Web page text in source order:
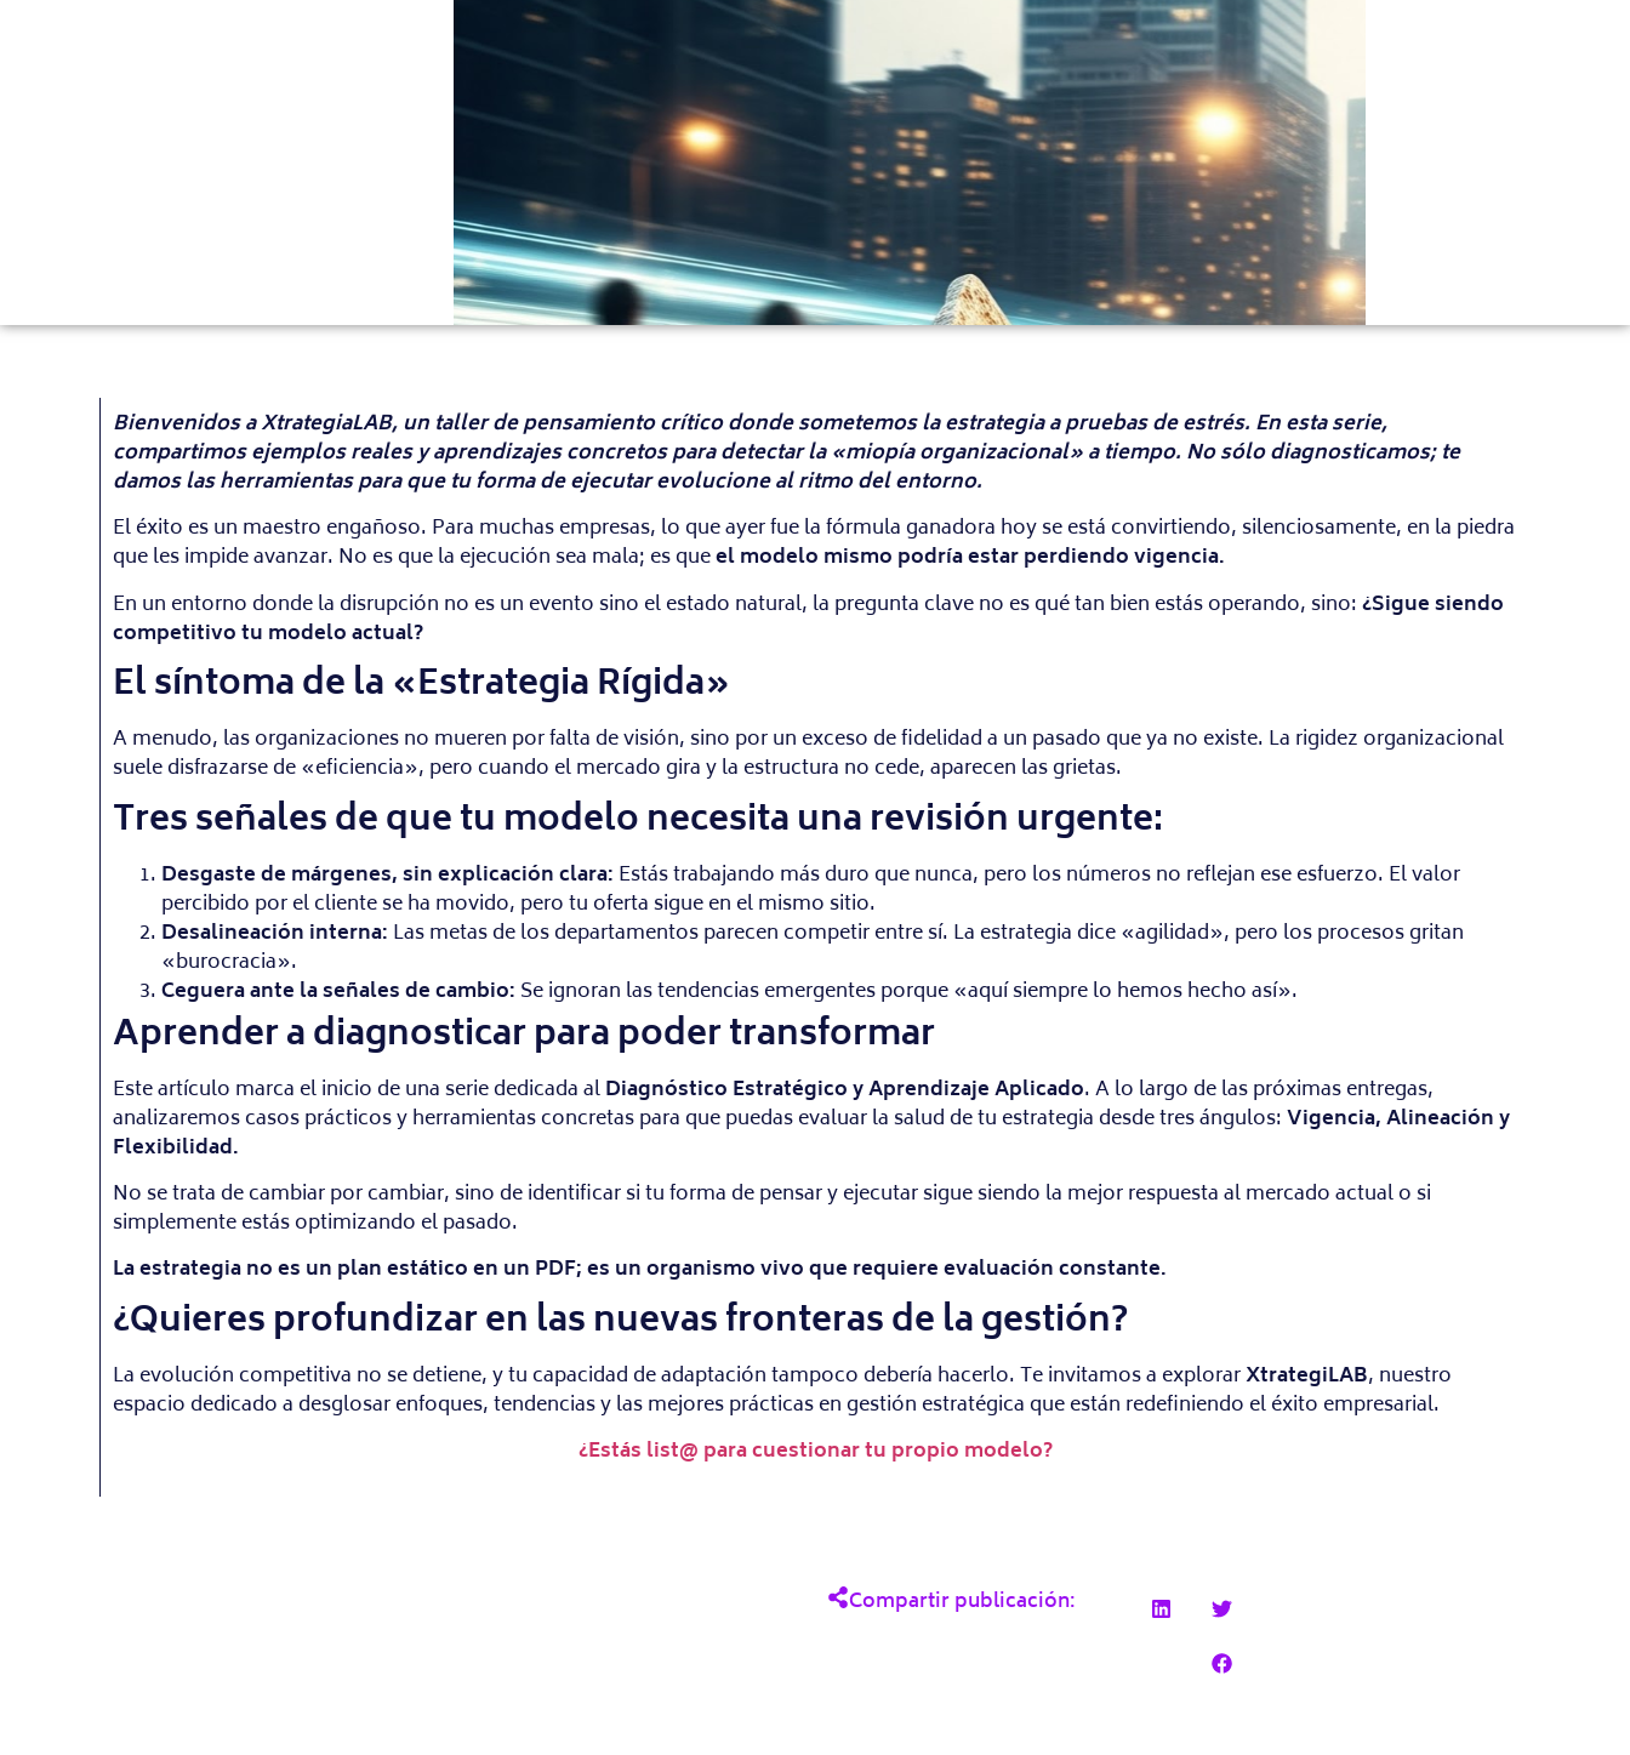
Bienvenidos a XtrategiaLAB, un taller de pensamiento crítico donde sometemos la estrategia a pruebas de estrés. En esta serie,
compartimos ejemplos reales y aprendizajes concretos para detectar la «miopía organizacional» a tiempo. No sólo diagnosticamos; te
damos las herramientas para que tu forma de ejecutar evolucione al ritmo del entorno.
El éxito es un maestro engañoso. Para muchas empresas, lo que ayer fue la fórmula ganadora hoy se está convirtiendo, silenciosamente, en la piedra
que les impide avanzar. No es que la ejecución sea mala; es queel modelo mismo podría estar perdiendo vigencia.
En un entorno donde la disrupción no es un evento sino el estado natural, la pregunta clave no es qué tan bien estás operando, sino:¿Sigue siendo
competitivo tu modelo actual?
El síntoma de la «Estrategia Rígida»
A menudo, las organizaciones no mueren por falta de visión, sino por un exceso de fidelidad a un pasado que ya no existe. La rigidez organizacional
suele disfrazarse de «eficiencia», pero cuando el mercado gira y la estructura no cede, aparecen las grietas.
Tres señales de que tu modelo necesita una revisión urgente:
Desgaste de márgenes, sin explicación clara: Estás trabajando más duro que nunca, pero los números no reflejan ese esfuerzo. El valor
percibido por el cliente se ha movido, pero tu oferta sigue en el mismo sitio.
Desalineación interna: Las metas de los departamentos parecen competir entre sí. La estrategia dice «agilidad», pero los procesos gritan
«burocracia».
Ceguera ante la señales de cambio: Se ignoran las tendencias emergentes porque «aquí siempre lo hemos hecho así».
Aprender a diagnosticar para poder transformar
Este artículo marca el inicio de una serie dedicada alDiagnóstico Estratégico y Aprendizaje Aplicado. A lo largo de las próximas entregas,
analizaremos casos prácticos y herramientas concretas para que puedas evaluar la salud de tu estrategia desde tres ángulos:Vigencia, Alineación y
Flexibilidad.
No se trata de cambiar por cambiar, sino de identificar si tu forma de pensar y ejecutar sigue siendo la mejor respuesta al mercado actual o si
simplemente estás optimizando el pasado.
La estrategia no es un plan estático en un PDF; es un organismo vivo que requiere evaluación constante.
¿Quieres profundizar en las nuevas fronteras de la gestión?
La evolución competitiva no se detiene, y tu capacidad de adaptación tampoco debería hacerlo. Te invitamos a explorarXtrategiLAB, nuestro
espacio dedicado a desglosar enfoques, tendencias y las mejores prácticas en gestión estratégica que están redefiniendo el éxito empresarial.
¿Estás list@ para cuestionar tu propio modelo?
Compartir publicación: